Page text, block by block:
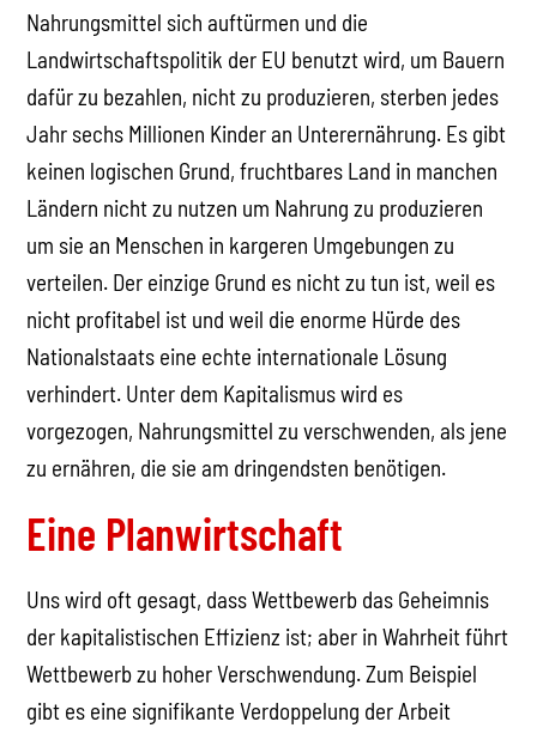
Nahrungsmittel sich auftürmen und die
Landwirtschaftspolitik der EU benutzt wird, um Bauern
dafür zu bezahlen, nicht zu produzieren, sterben jedes
Jahr sechs Millionen Kinder an Unterernährung. Es gibt
keinen logischen Grund, fruchtbares Land in manchen
Ländern nicht zu nutzen um Nahrung zu produzieren
um sie an Menschen in kargeren Umgebungen zu
verteilen. Der einzige Grund es nicht zu tun ist, weil es
nicht profitabel ist und weil die enorme Hürde des
Nationalstaats eine echte internationale Lösung
verhindert. Unter dem Kapitalismus wird es
vorgezogen, Nahrungsmittel zu verschwenden, als jene
zu ernähren, die sie am dringendsten benötigen.
Eine Planwirtschaft
Uns wird oft gesagt, dass Wettbewerb das Geheimnis
der kapitalistischen Effizienz ist; aber in Wahrheit führt
Wettbewerb zu hoher Verschwendung. Zum Beispiel
gibt es eine signifikante Verdoppelung der Arbeit